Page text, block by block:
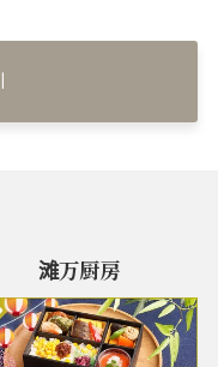
滩万厨房